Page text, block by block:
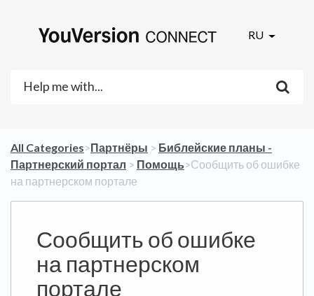
RU
All Categories​>​​Партнёры ​ > ​ ​Библейские планы -
Партнерский портал ​ > ​ ​Помощь​>​ Сообщить об ошибке
на партнерском портале
Сообщить об ошибке
на партнерском
портале